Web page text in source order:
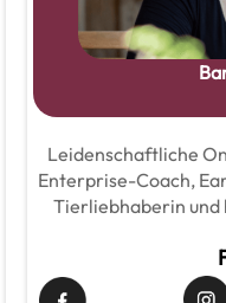
Leidenschaftliche
Enterprise-Coach,
Tierliebhaberin